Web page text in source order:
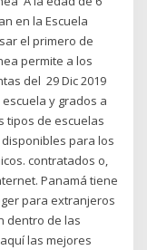
en la Escuela
el primero de
permite a los
del 29 Dic 2019
y grados a
tipos de escuelas
para los
contratados o,
Panamá tiene
para extranjeros
dentro de las
las mejores